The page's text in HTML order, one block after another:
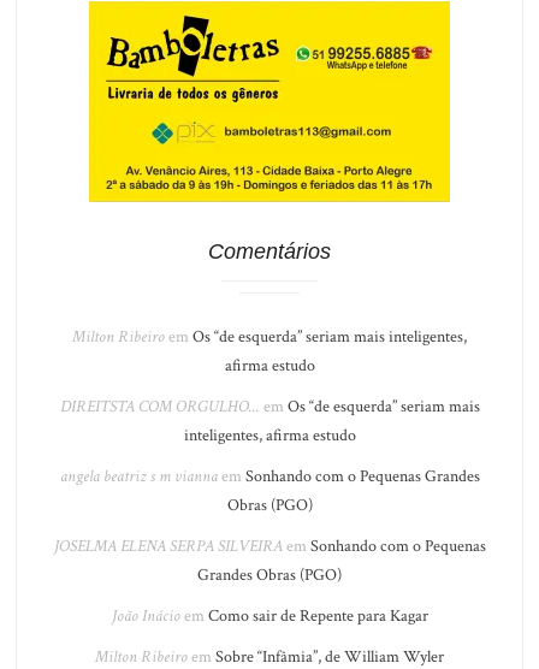
Comentários
Milton Ribeiroem Os “de esquerda” seriam mais inteligentes,
afirma estudo
DIREITSTA COM ORGULHO... em Os “de esquerda” seriam mais
inteligentes, afirma estudo
angela beatriz s m viannaem Sonhando com o Pequenas Grandes
Obras (PGO)
JOSELMA ELENA SERPA SILVEIRAem Sonhando com o Pequenas
Grandes Obras (PGO)
João Inácioem Como sair de Repente para Kagar
Milton Ribeiroem Sobre “Infâmia”, de William Wyler